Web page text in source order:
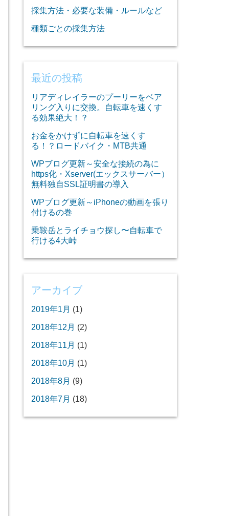
採集方法・必要な装備・ルールなど
種類ごとの採集方法
最近の投稿
リアディレイラーのプーリーをベア
リング入りに交換。自転車を速くす
る効果絶大！？
お金をかけずに自転車を速くす
る！？ロードバイク・MTB共通
WPブログ更新～安全な接続の為に
https化・Xserver(エックスサーバー）
無料独自SSL証明書の導入
WPブログ更新～iPhoneの動画を張り
付けるの巻
乗鞍岳とライチョウ探し〜自転車で
行ける4大峠
アーカイブ
2019年1月 (1)
2018年12月 (2)
2018年11月 (1)
2018年10月 (1)
2018年8月 (9)
2018年7月 (18)